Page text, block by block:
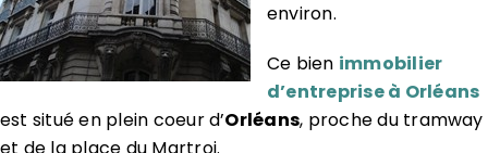
environ.
Ce bien immobilier
d’entreprise à Orléans
est situé en plein coeur d’Orléans, proche du tramway